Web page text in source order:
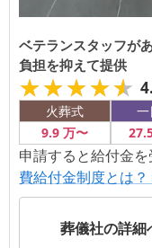
ベテランスタッフが
負担を抑えて提供
★★★★★
★★★★★
火葬式
9.9万〜
27
申請すると給付金を
費給付金制度とは？
葬儀社の詳細